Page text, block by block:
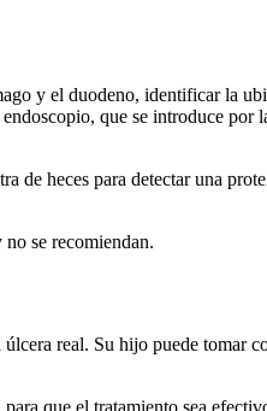
y el duodeno, identificar la
que se introduce por
de heces para detectar una
se recomiendan.
real. Su hijo puede
que el tratamiento sea